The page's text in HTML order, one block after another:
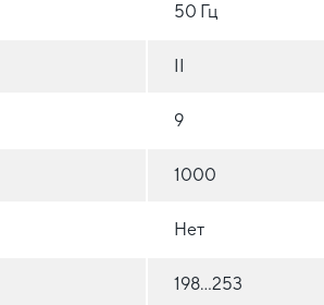
50 Гц
9
1000
Нет
198...253